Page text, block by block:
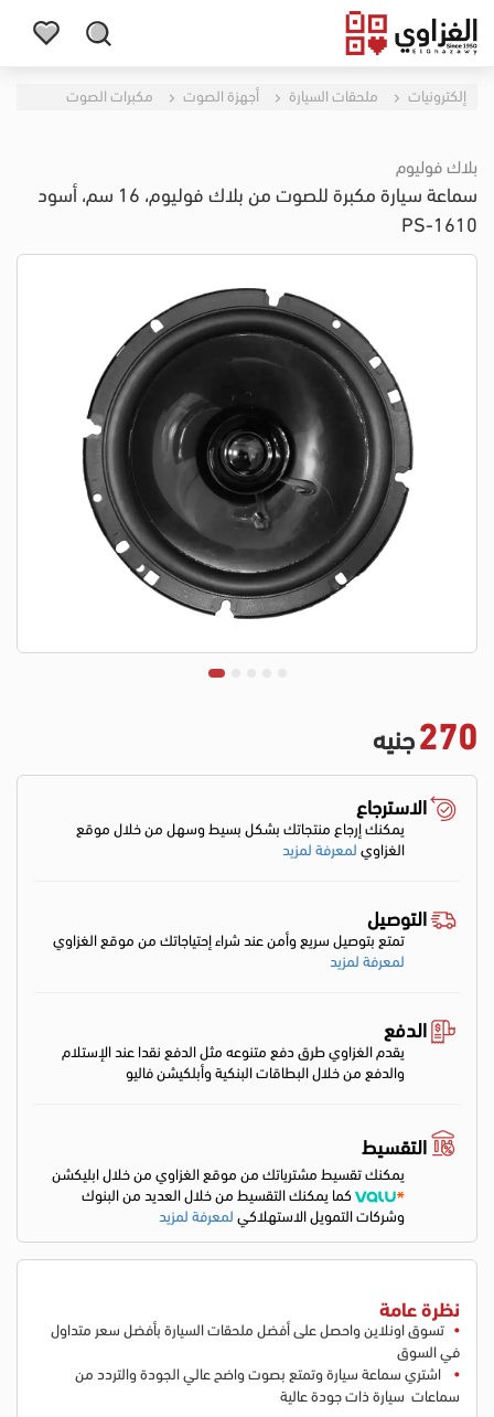
إلكترونيات ملحقات السيارة أجهزة الصوت مكبرات الصوت
بلاك فوليوم
سماعة سيارة مكبرة للصوت من بلاك فوليوم، 16 سم، أسود
PS-1610
270جنيه
الاسترجاع
يمكنك إرجاع منتجاتك بشكل بسيط وسهل من خلال موقع
الغزاويلمعرفة لمزيد
التوصيل
تمتع بتوصيل سريع وأمن عند شراء إحتياجاتك من موقع الغزاوي
لمعرفة لمزيد
الدفع
يقدم الغزاوي طرق دفع متنوعه مثل الدفع نقدا عند الإستلام
والدفع من خلال البطاقات البنكية وأبلكيشن فاليو
التقسيط
يمكنك تقسيط مشترياتك من موقع الغزاوي من خلال ابليكشن
كما يمكنك التقسيط من خلال العديد من البنوك
وشركات التمويل الاستهلاكيلمعرفة لمزيد
نظرة عامة
تسوق اونلاين واحصل على أفضل ملحقات السيارة بأفضل سعر متداول
في السوق
اشتري سماعة سيارة وتمتع بصوت واضح عالي الجودة والتردد من
سماعات سيارة ذات جودة عالية